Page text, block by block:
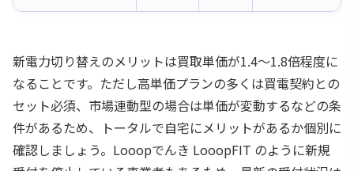
新電力切り替えのメリットは買取単価が1.4〜1.8倍程度に
なることです。ただし高単価プランの多くは買電契約との
セット必須、市場連動型の場合は単価が変動するなどの条
件があるため、トータルで自宅にメリットがあるか個別に
確認しましょう。Looopでんき LooopFIT のように新規